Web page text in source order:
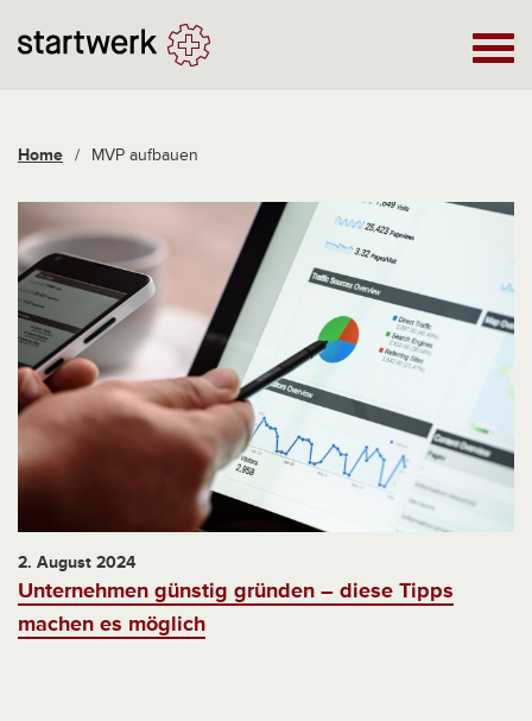
Home / MVP aufbauen
2. August 2024
Unternehmen günstig gründen – diese Tipps
machen es möglich